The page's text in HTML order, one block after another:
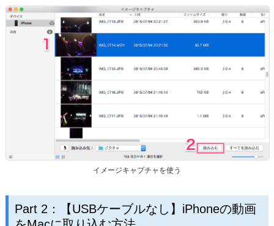
イメージキャプチャを使う
Part 2：【USBケーブルなし】iPhoneの動画